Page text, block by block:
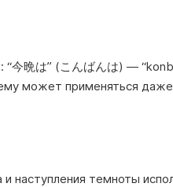
今晩は” (こんばんは) —
может применяться
наступления темноты